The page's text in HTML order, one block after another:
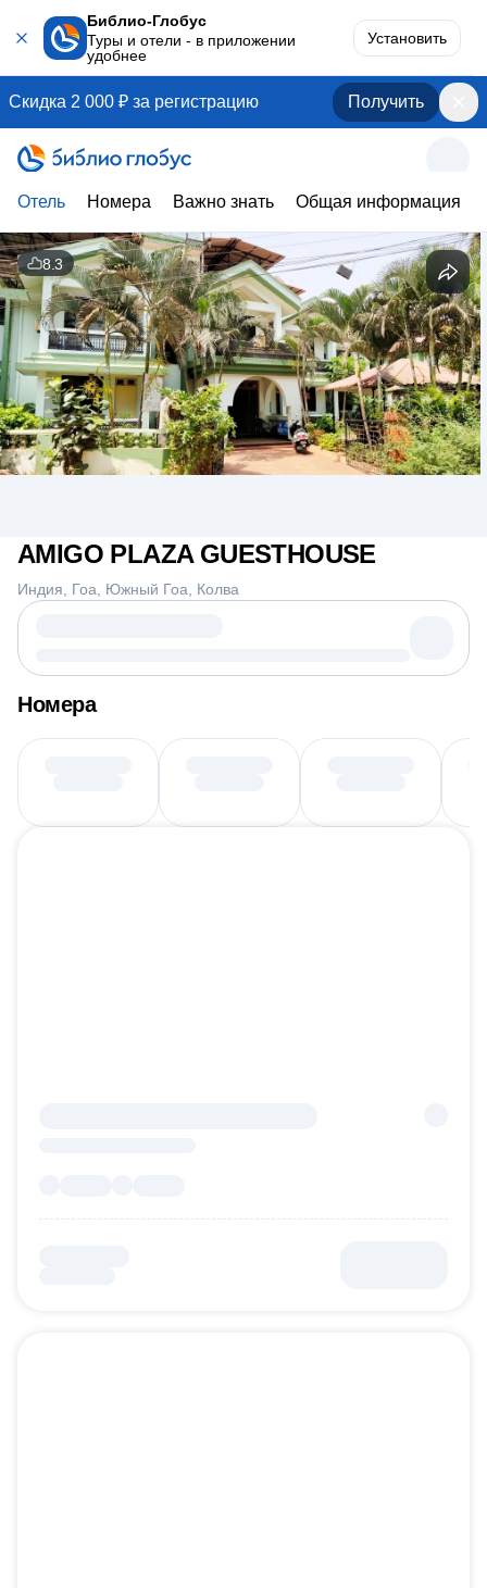
Библио-Глобус
Туры и отели - в приложении
удобнее
Установить
Скидка 2 000 ₽ за регистрацию Получить
Отель Номера Важно знать Общая информация
AMIGO PLAZA GUESTHOUSE
Индия Гоа Южный Гоа Колва
8.3
Номера